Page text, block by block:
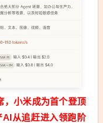
，小米成为首个登顶
从追赶进入领跑阶